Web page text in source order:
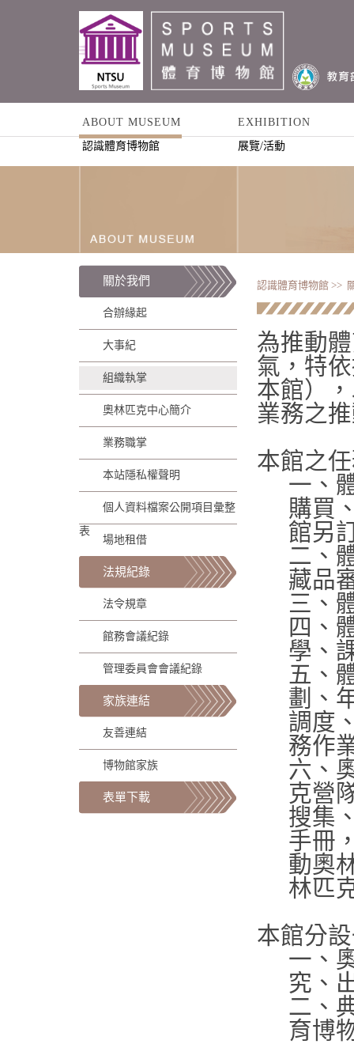
ABOUT MUSEUM
認識體育博物館
EXHIBITION
展覽/活動
關於我們
合辦緣起
大事紀
組織執掌
奧林匹克中心簡介
業務職掌
本站隱私權聲明
個人資料檔案公開項目彙整
表
場地租借
法規紀錄
法令規章
館務會議紀錄
管理委員會會議紀錄
家族連結
友善連結
博物館家族
表單下載
認識體育博物館 >>
為推動
氣，特
本館）
業務之
本館之
一、
購買
館另
二、
藏品
三、
四、
學、
五、
劃、
調度
務作
六、
克營
搜集
手冊
動奧
林匹
本館分
一、
究、
二、
育博